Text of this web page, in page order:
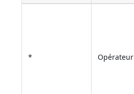
* Opérateur